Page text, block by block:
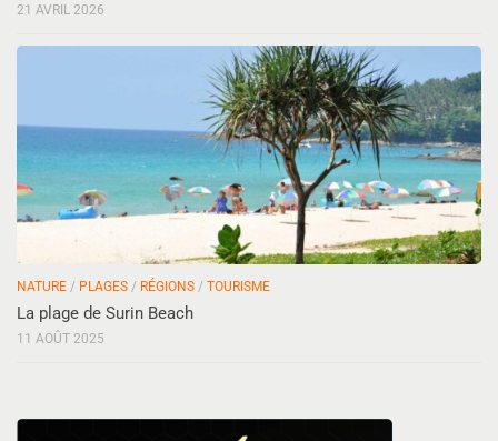
21 AVRIL 2026
NATURE / PLAGES / RÉGIONS / TOURISME
La plage de Surin Beach
11 AOÛT 2025